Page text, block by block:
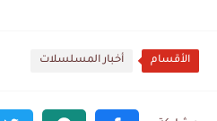
الأقسام أخبار المسلسلات